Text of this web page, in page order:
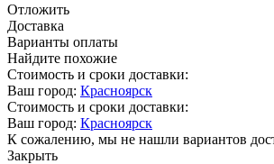
Отложить
Доставка
Варианты оплаты
Найдите похожие
Стоимость и сроки доставки:
Ваш город: Красноярск
Стоимость и сроки доставки:
Ваш город: Красноярск
К сожалению, мы не нашли вариантов
Закрыть